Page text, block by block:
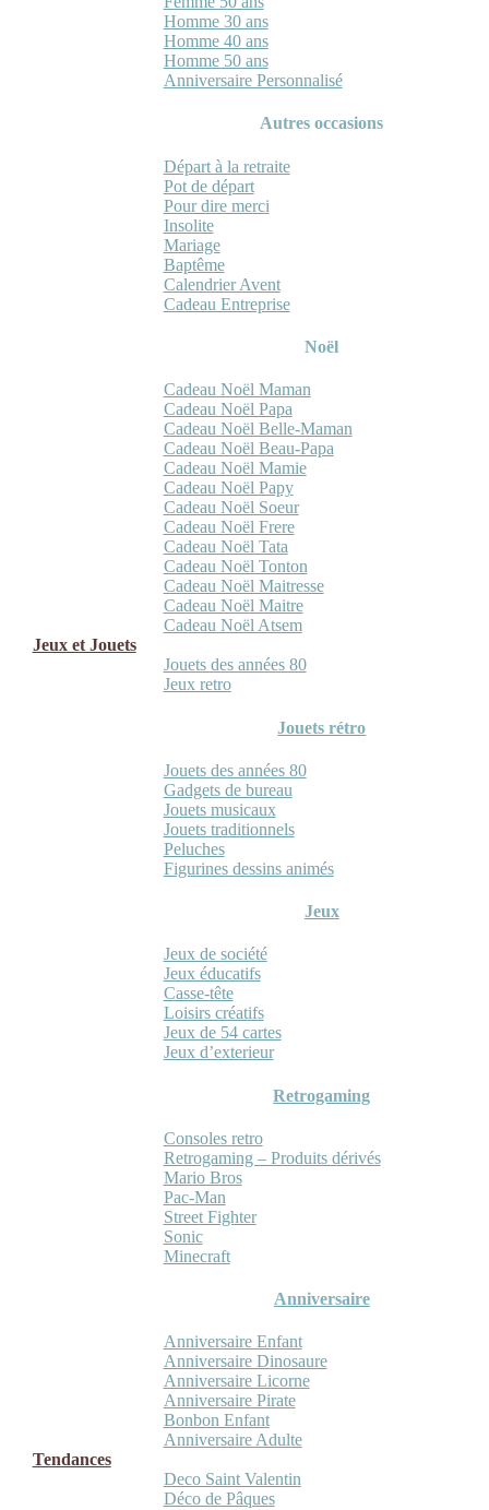
Homme 30 ans
Homme 40 ans
Homme 50 ans
Anniversaire Personnalisé
Autres occasions
Départ à la retraite
Pot de départ
Pour dire merci
Insolite
Mariage
Baptême
Calendrier Avent
Cadeau Entreprise
Noël
Cadeau Noël Maman
Cadeau Noël Papa
Cadeau Noël Belle-Maman
Cadeau Noël Beau-Papa
Cadeau Noël Mamie
Cadeau Noël Papy
Cadeau Noël Soeur
Cadeau Noël Frere
Cadeau Noël Tata
Cadeau Noël Tonton
Cadeau Noël Maitresse
Cadeau Noël Maitre
Cadeau Noël Atsem
Jeux et Jouets
Jouets des années 80
Jeux retro
Jouets rétro
Jouets des années 80
Gadgets de bureau
Jouets musicaux
Jouets traditionnels
Peluches
Figurines dessins animés
Jeux
Jeux de société
Jeux éducatifs
Casse-tête
Loisirs créatifs
Jeux de 54 cartes
Jeux d’exterieur
Retrogaming
Consoles retro
Retrogaming – Produits dérivés
Mario Bros
Pac-Man
Street Fighter
Sonic
Minecraft
Anniversaire
Anniversaire Enfant
Anniversaire Dinosaure
Anniversaire Licorne
Anniversaire Pirate
Bonbon Enfant
Anniversaire Adulte
Tendances
Deco Saint Valentin
Déco de Pâques